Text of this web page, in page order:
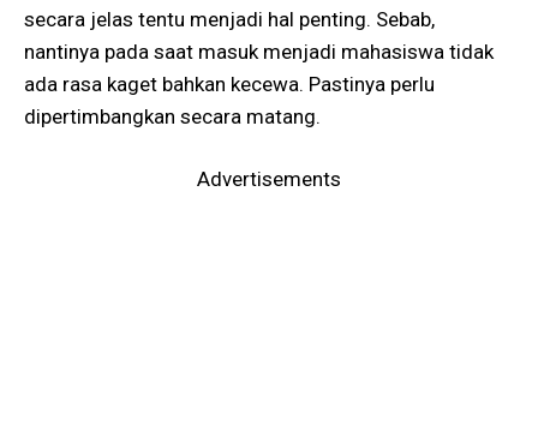
secara jelas tentu menjadi hal penting. Sebab,
nantinya pada saat masuk menjadi mahasiswa tidak
ada rasa kaget bahkan kecewa. Pastinya perlu
dipertimbangkan secara matang.
Advertisements